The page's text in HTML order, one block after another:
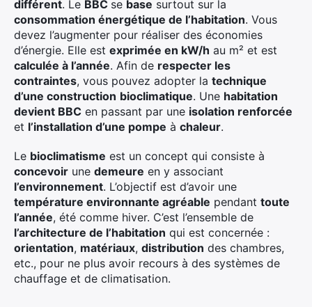
différent. Le BBC se base surtout sur la
consommation énergétique de l’habitation. Vous
devez l’augmenter pour réaliser des économies
d’énergie. Elle est exprimée en kW/h au m² et est
calculée à l’année. Afin de respecter les
contraintes, vous pouvez adopter la technique
d’une construction bioclimatique. Une habitation
devient BBC en passant par une isolation renforcée
et l’installation d’une pompe à chaleur.
Le bioclimatisme est un concept qui consiste à
concevoir une demeure en y associant
l’environnement. L’objectif est d’avoir une
température environnante agréable pendant toute
l’année, été comme hiver. C’est l’ensemble de
l’architecture de l’habitation qui est concernée :
orientation, matériaux, distribution des chambres,
etc., pour ne plus avoir recours à des systèmes de
chauffage et de climatisation.